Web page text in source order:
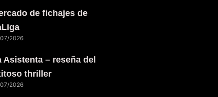
de fichajes de
2026
Asistenta – reseña del
thriller
2026